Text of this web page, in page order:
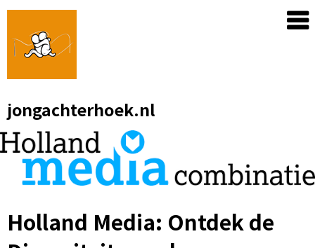
Skip
content
jongachterhoek.nl
Holland Media: Ontdek de